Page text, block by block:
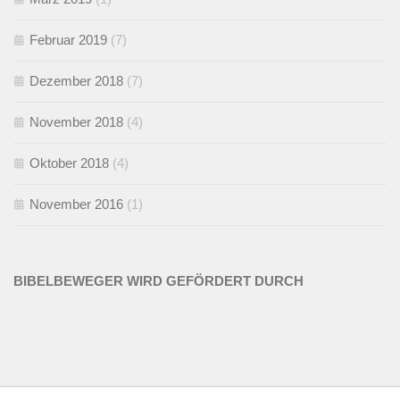
Februar 2019 (7)
Dezember 2018 (7)
November 2018 (4)
Oktober 2018 (4)
November 2016 (1)
BIBELBEWEGER WIRD GEFÖRDERT DURCH